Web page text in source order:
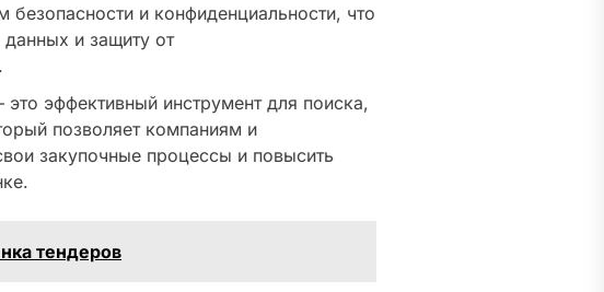
безопасности и конфиденциальности, что
данных и защиту от
эффективный инструмент для поиска,
позволяет компаниям и
закупочные процессы и повысить
тендеров